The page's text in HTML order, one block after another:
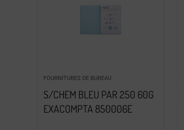
FOURNITURES DE BUREAU
S/CHEM BLEU PAR 250 60G
EXACOMPTA 850006E